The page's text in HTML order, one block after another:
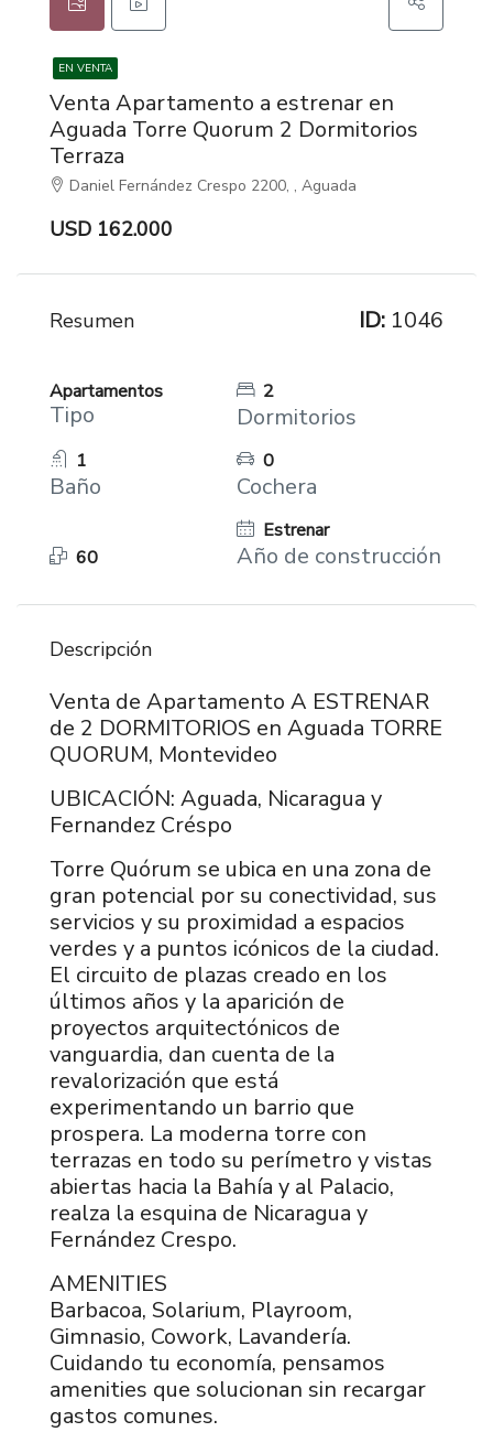
EN VENTA
Venta Apartamento a estrenar en
Aguada Torre Quorum 2 Dormitorios
Terraza
Daniel Fernández Crespo 2200, , Aguada
USD 162.000
Resumen ID: 1046
Apartamentos
Tipo
2
Dormitorios
1
Baño
0
Cochera
60
Estrenar
Año de construcción
Descripción
Venta de Apartamento A ESTRENAR
de 2 DORMITORIOS en Aguada TORRE
QUORUM, Montevideo
UBICACIÓN: Aguada, Nicaragua y
Fernandez Créspo
Torre Quórum se ubica en una zona de
gran potencial por su conectividad, sus
servicios y su proximidad a espacios
verdes y a puntos icónicos de la ciudad.
El circuito de plazas creado en los
últimos años y la aparición de
proyectos arquitectónicos de
vanguardia, dan cuenta de la
revalorización que está
experimentando un barrio que
prospera. La moderna torre con
terrazas en todo su perímetro y vistas
abiertas hacia la Bahía y al Palacio,
realza la esquina de Nicaragua y
Fernández Crespo.
AMENITIES
Barbacoa, Solarium, Playroom,
Gimnasio, Cowork, Lavandería.
Cuidando tu economía, pensamos
amenities que solucionan sin recargar
gastos comunes.